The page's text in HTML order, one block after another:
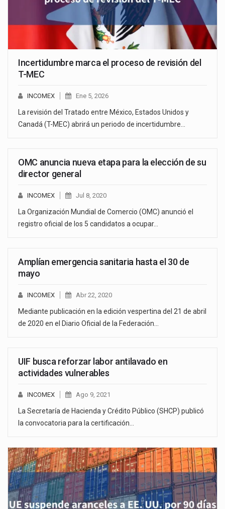
Incertidumbre marca el proceso de revisión del
T-MEC
INCOMEX Ene 5, 2026
La revisión del Tratado entre México, Estados Unidos y
Canadá (T-MEC) abrirá un periodo de incertidumbre…
OMC anuncia nueva etapa para la elección de su
director general
INCOMEX Jul 8, 2020
La Organización Mundial de Comercio (OMC) anunció el
registro oficial de los 5 candidatos a ocupar…
Amplían emergencia sanitaria hasta el 30 de
mayo
INCOMEX Abr 22, 2020
Mediante publicación en la edición vespertina del 21 de abril
de 2020 en el Diario Oficial de la Federación…
UIF busca reforzar labor antilavado en
actividades vulnerables
INCOMEX Ago 9, 2021
La Secretaría de Hacienda y Crédito Público (SHCP) publicó
la convocatoria para la certificación…